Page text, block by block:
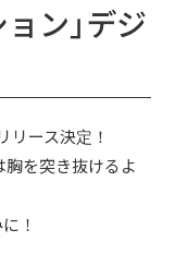
ン」デジ
ース決定！
を突き抜けるよ
！